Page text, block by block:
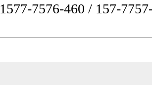
1577-7576-460 / 157-